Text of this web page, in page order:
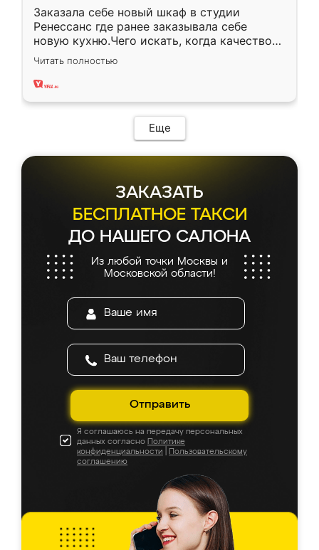
Заказала себе новый шкаф в студии
Ренессанс где ранее заказывала себе
новую кухню.Чего искать, когда качеством
вполне довольна. Служит кухня уже почти
два года, нареканий нет.
Читать полностью
Еще
ЗАКАЗАТЬ
БЕСПЛАТНОЕ ТАКСИ
ДО НАШЕГО САЛОНА
Из любой точки Москвы и
Московской области!
Отправить
Я соглашаюсь на передачу персональных
данных согласно Политике
конфиденциальности
Пользовательскому
соглашению